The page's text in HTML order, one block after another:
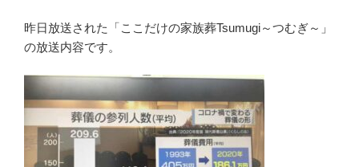
昨日放送された「ここだけの家族葬Tsumugi～つむぎ～」
の放送内容です。